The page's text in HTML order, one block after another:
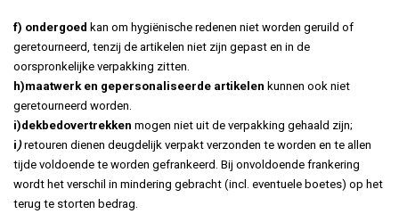
f) ondergoed kan om hygiënische redenen niet worden geruild of
geretourneerd, tenzij de artikelen niet zijn gepast en in de
oorspronkelijke verpakking zitten.
h)maatwerk en gepersonaliseerde artikelen kunnen ook niet
geretourneerd worden.
i)dekbedovertrekken mogen niet uit de verpakking gehaald zijn;
i)retouren dienen deugdelijk verpakt verzonden te worden en te allen
tijde voldoende te worden gefrankeerd. Bij onvoldoende frankering
wordt het verschil in mindering gebracht (incl. eventuele boetes) op het
terug te storten bedrag.